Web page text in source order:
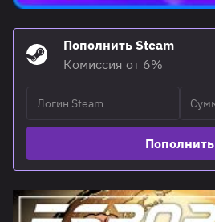
Пополнить Steam
Комиссия от 6%
Пополнить